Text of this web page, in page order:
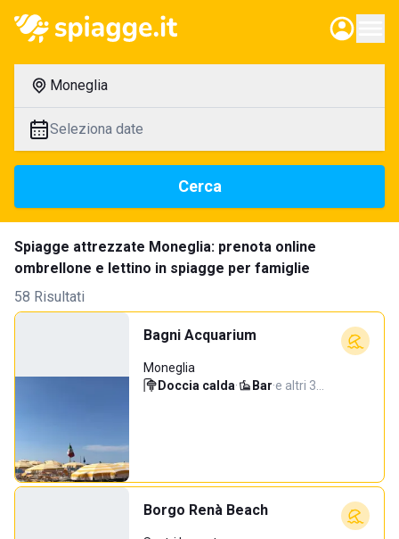
Moneglia
Seleziona date
Cerca
Spiagge attrezzate Moneglia: prenota online
ombrellone e lettino in spiagge per famiglie
58 Risultati
Bagni Acquarium
Moneglia
Doccia calda· Bar·e altri 3…
Borgo Renà Beach